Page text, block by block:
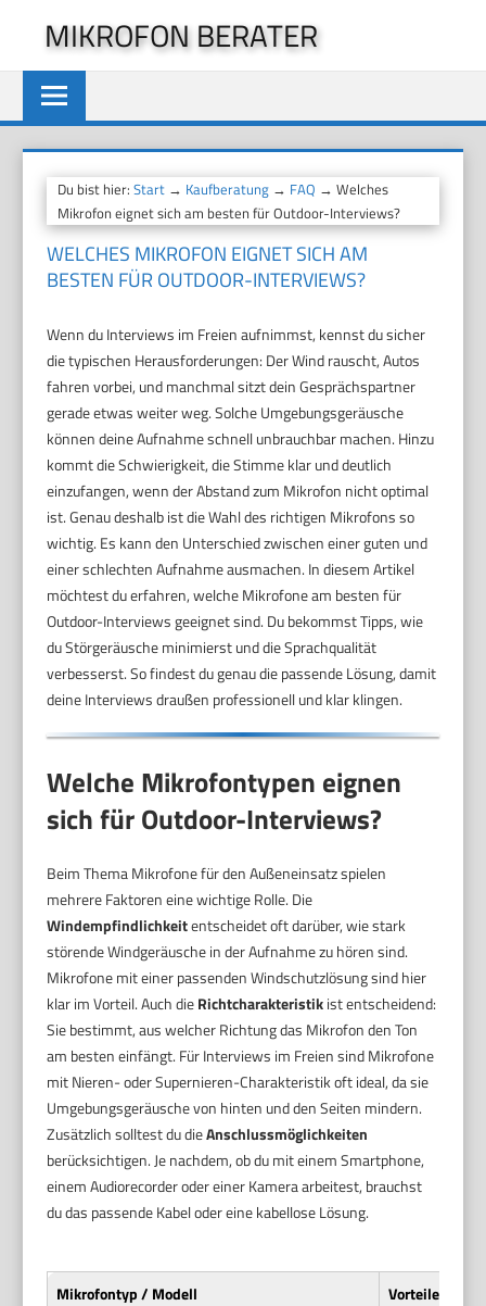
springen
MIKROFON BERATER
Du bist hier:Start → Kaufberatung → FAQ → Welches
Mikrofon eignet sich am besten für Outdoor-Interviews?
WELCHES MIKROFON EIGNET SICH AM
BESTEN FÜR OUTDOOR-INTERVIEWS?
Wenn du Interviews im Freien aufnimmst, kennst du sicher
die typischen Herausforderungen: Der Wind rauscht, Autos
fahren vorbei, und manchmal sitzt dein Gesprächspartner
gerade etwas weiter weg. Solche Umgebungsgeräusche
können deine Aufnahme schnell unbrauchbar machen. Hinzu
kommt die Schwierigkeit, die Stimme klar und deutlich
einzufangen, wenn der Abstand zum Mikrofon nicht optimal
ist. Genau deshalb ist die Wahl des richtigen Mikrofons so
wichtig. Es kann den Unterschied zwischen einer guten und
einer schlechten Aufnahme ausmachen. In diesem Artikel
möchtest du erfahren, welche Mikrofone am besten für
Outdoor-Interviews geeignet sind. Du bekommst Tipps, wie
du Störgeräusche minimierst und die Sprachqualität
verbesserst. So findest du genau die passende Lösung, damit
deine Interviews draußen professionell und klar klingen.
Welche Mikrofontypen eignen
sich für Outdoor-Interviews?
Beim Thema Mikrofone für den Außeneinsatz spielen
mehrere Faktoren eine wichtige Rolle. Die
Windempfindlichkeitentscheidet oft darüber, wie stark
störende Windgeräusche in der Aufnahme zu hören sind.
Mikrofone mit einer passenden Windschutzlösung sind hier
klar im Vorteil. Auch dieRichtcharakteristikist entscheidend:
Sie bestimmt, aus welcher Richtung das Mikrofon den Ton
am besten einfängt. Für Interviews im Freien sind Mikrofone
mit Nieren- oder Supernieren-Charakteristik oft ideal, da sie
Umgebungsgeräusche von hinten und den Seiten mindern.
Zusätzlich solltest du dieAnschlussmöglichkeiten
berücksichtigen. Je nachdem, ob du mit einem Smartphone,
einem Audiorecorder oder einer Kamera arbeitest, brauchst
du das passende Kabel oder eine kabellose Lösung.
Mikrofontyp / Modell
Vorteile